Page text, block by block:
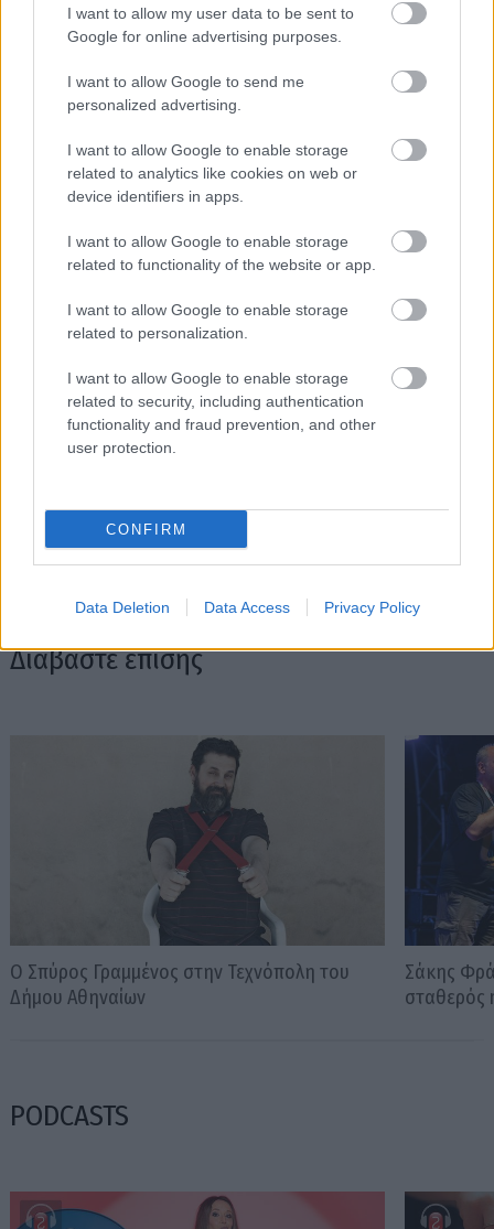
I want to allow my user data to be sent to
Google for online advertising purposes.
I want to allow Google to send me
personalized advertising.
I want to allow Google to enable storage
related to analytics like cookies on web or
device identifiers in apps.
I want to allow Google to enable storage
related to functionality of the website or app.
I want to allow Google to enable storage
related to personalization.
I want to allow Google to enable storage
related to security, including authentication
functionality and fraud prevention, and other
user protection.
CONFIRM
Data Deletion Data Access Privacy Policy
in2life team
Γεννήθηκε τον Νοέμβριο του 2005, βρήκε τον δρόμο της
(μαζί με την έμπνευση) στα στενά της Αθήνας, κι από τότε
Αμετανόητα περίεργη, θα πάει με την ίδια ευκολία σε
συνοικιακά κουτούκια και σε τρέντι μπαρ, και θα σου μιλήσει
με τον ίδιο ενθουσιασμό για τα ταξίδια της, τα νέα της
ημέρας, τα θέατρα της πόλης, τις παλαβομάρες του ίντερνετ
πως μόνο ό,τι αξίζει γίνεται byte.
Διαβάστε επίσης
Ο Σπύρος Γραμμένος στην Τεχνόπολη του
Δήμου Αθηναίων
Σάκης
σταθερός
PODCASTS